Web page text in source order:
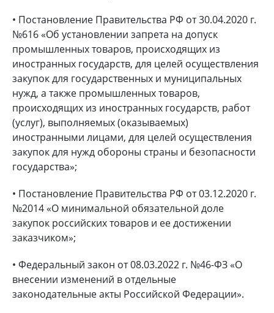
• Постановление Правительства РФ от 30.04.2020 г.
№616 «Об установлении запрета на допуск
промышленных товаров, происходящих из
иностранных государств, для целей осуществления
закупок для государственных и муниципальных
нужд, а также промышленных товаров,
происходящих из иностранных государств, работ
(услуг), выполняемых (оказываемых)
иностранными лицами, для целей осуществления
закупок для нужд обороны страны и безопасности
государства»;
• Постановление Правительства РФ от 03.12.2020 г.
№2014 «О минимальной обязательной доле
закупок российских товаров и ее достижении
заказчиком»;
• Федеральный закон от 08.03.2022 г. №46-ФЗ «О
внесении изменений в отдельные
законодательные акты Российской Федерации».